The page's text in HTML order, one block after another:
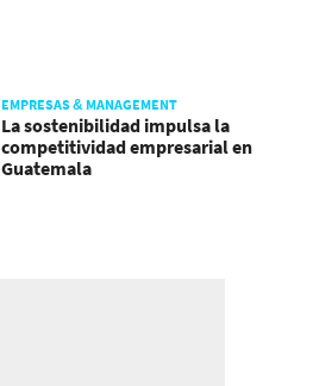
EMPRESAS & MANAGEMENT
La sostenibilidad impulsa la
competitividad empresarial en
Guatemala